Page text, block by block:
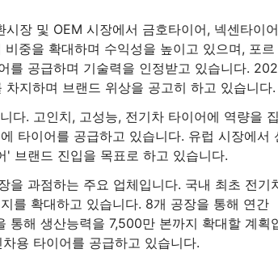
장 및 OEM 시장에서 금호타이어, 넥센타이어
중을 확대하며 수익성을 높이고 있으며, 포르
를 공급하며 기술력을 인정받고 있습니다.
지하며 브랜드 위상을 공고히 하고 있습니다.
다. 고인치, 고성능, 전기차 타이어에 역량을 집
타이어를 공급하고 있습니다. 유럽 시장에서
브랜드 진입을 목표로 하고 있습니다.
을 과점하는 주요 업체입니다. 국내 최초 전기
를 확대하고 있습니다. 8개 공장을 통해 연간
해 생산능력을 7,500만 본까지 확대할 계획
용 타이어를 공급하고 있습니다.